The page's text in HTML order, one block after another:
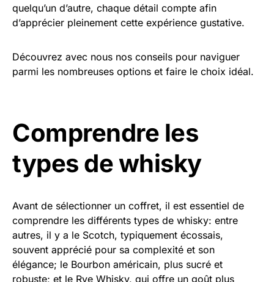
quelqu’un d’autre, chaque détail compte afin
d’apprécier pleinement cette expérience gustative.
Découvrez avec nous nos conseils pour naviguer
parmi les nombreuses options et faire le choix idéal.
Comprendre les
types de whisky
Avant de sélectionner un coffret, il est essentiel de
comprendre les différents types de whisky: entre
autres, il y a le Scotch, typiquement écossais,
souvent apprécié pour sa complexité et son
élégance; le Bourbon américain, plus sucré et
robuste; et le Rye Whisky, qui offre un goût plus